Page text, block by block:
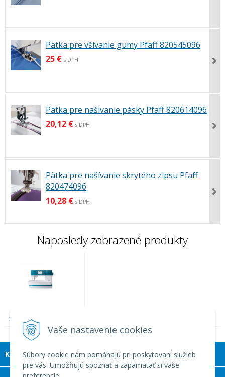
Vaše nastavenie cookies
Súbory cookie nám pomáhajú pri poskytovaní služieb
pre vás. Umožňujú spoznať a zapamätať si vaše
Pätka pre všívanie gumy Pfaff 820545096
25 € s DPH
Pätka pre našívanie pásky Pfaff 820614096
20,12 € s DPH
Pätka pre našívanie skrytého zipsu Pfaff
820474096
10,28 € s DPH
Naposledy zobrazené produkty
Šijací stroj Pfaff Ambition
620
KONTAKT